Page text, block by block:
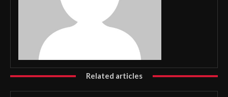
Related articles